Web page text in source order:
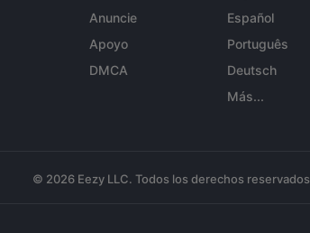
Anuncie
Apoyo
DMCA
Español
Português
Deutsch
Más...
© 2026 Eezy LLC. Todos los derechos reservados